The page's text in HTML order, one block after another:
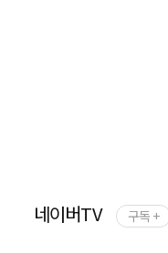
네이버TV 구독 +